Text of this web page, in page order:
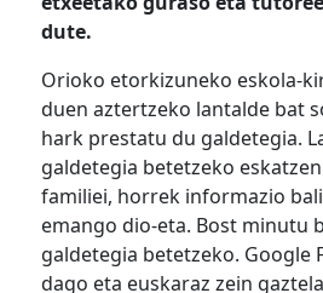
dute.
Orioko etorkizuneko eskola-
duen aztertzeko lantalde bat
hark prestatu du galdetegia.
galdetegia betetzeko
familiei, horrek informazio
emango dio-eta. Bost minutu
galdetegia betetzeko. Google
dago eta euskaraz zein